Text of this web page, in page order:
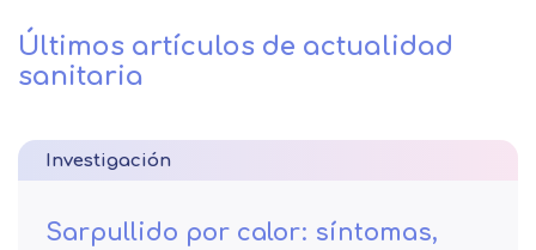
Últimos artículos de actualidad
sanitaria
Investigación
Sarpullido por calor: síntomas,